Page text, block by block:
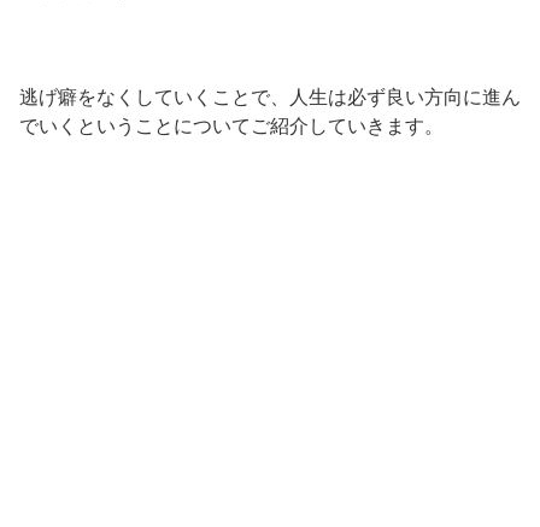
逃げ癖をなくしていくことで、人生は必ず良い方向に進ん
でいくということについてご紹介していきます。